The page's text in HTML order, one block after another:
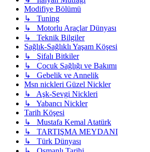
Modifiye Bölümü
↳ Tuning
↳ Motorlu Araçlar Dünyası
↳ Teknik Bilgiler
Sağlık-Sağlıklı Yaşam Köşesi
↳ Şifalı Bitkiler
↳ Çocuk Sağlığı ve Bakımı
↳ Gebelik ve Annelik
Msn nickleri Güzel Nickler
↳ Aşk-Sevgi Nickleri
↳ Yabancı Nickler
Tarih Köşesi
↳ Mustafa Kemal Atatürk
↳ TARTIŞMA MEYDANI
↳ Türk Dünyası